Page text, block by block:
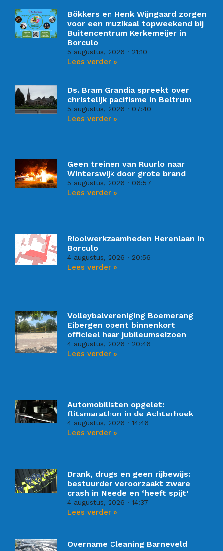
Bökkers en Henk Wijngaard zorgen
voor een muzikaal topweekend bij
Buitencentrum Kerkemeijer in
Borculo
5 augustus, 2026 21:10
Lees verder »
Ds. Bram Grandia spreekt over
christelijk pacifisme in Beltrum
5 augustus, 2026 07:40
Lees verder »
Geen treinen van Ruurlo naar
Winterswijk door grote brand
5 augustus, 2026 06:57
Lees verder »
Rioolwerkzaamheden Herenlaan in
Borculo
4 augustus, 2026 20:56
Lees verder »
Volleybalvereniging Boemerang
Eibergen opent binnenkort
officieel haar jubileumseizoen
4 augustus, 2026 20:46
Lees verder »
Automobilisten opgelet:
flitsmarathon in de Achterhoek
4 augustus, 2026 14:46
Lees verder »
Drank, drugs en geen rijbewijs:
bestuurder veroorzaakt zware
crash in Neede en ‘heeft spijt’
4 augustus, 2026 14:37
Lees verder »
Overname Cleaning Barneveld